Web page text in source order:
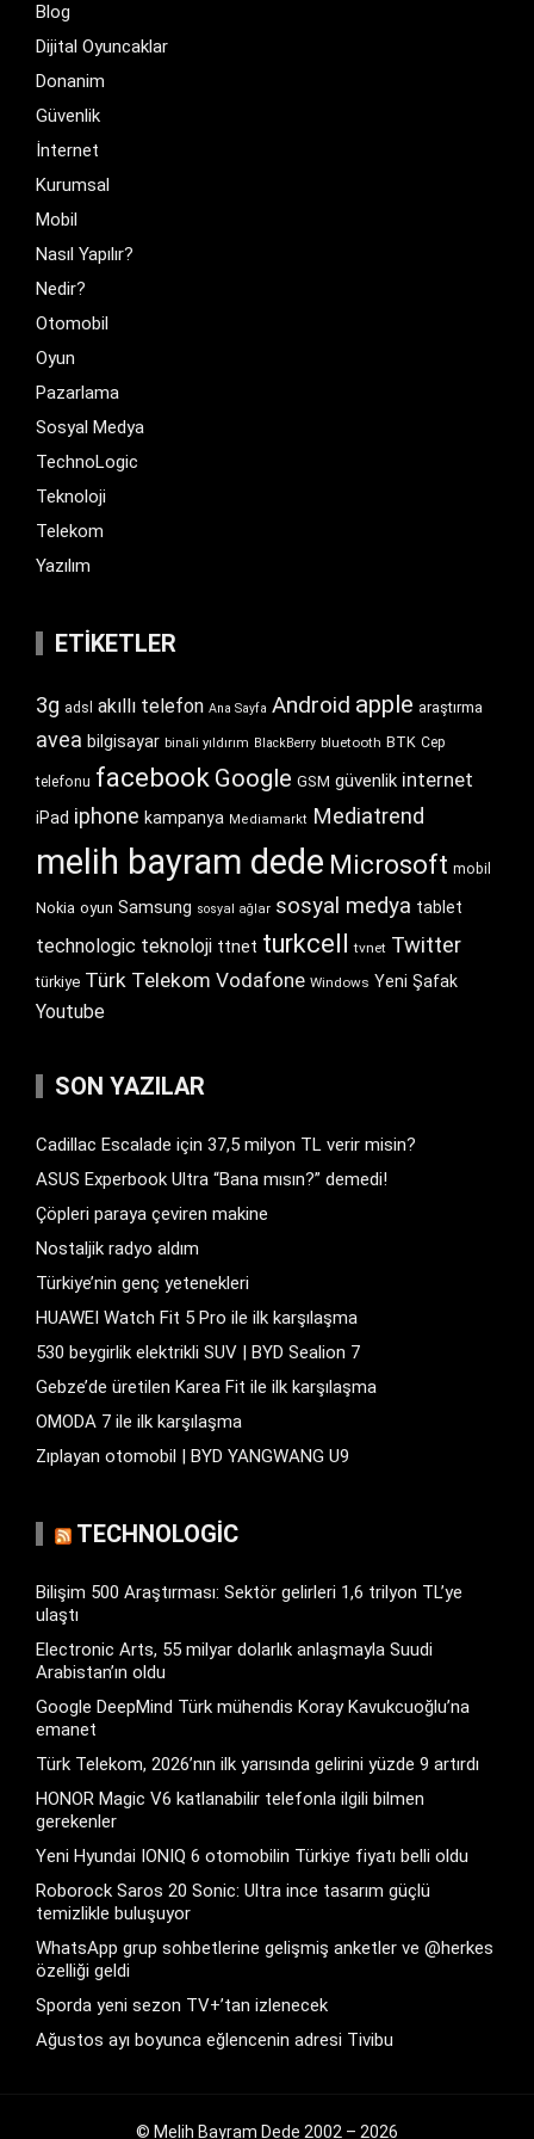
Blog
Dijital Oyuncaklar
Donanim
Güvenlik
İnternet
Kurumsal
Mobil
Nasıl Yapılır?
Nedir?
Otomobil
Oyun
Pazarlama
Sosyal Medya
TechnoLogic
Teknoloji
Telekom
Yazılım
ETIKETLER
3g adsl akıllı telefon Ana Sayfa Android apple araştırma
avea bilgisayar binali yıldırım BlackBerry bluetooth BTK Cep
telefonu facebook Google GSM güvenlik internet
iPad iphone kampanya Mediamarkt Mediatrend
melih bayram dede Microsoft mobil
Nokia oyun Samsung sosyal ağlar sosyal medya tablet
technologic teknoloji ttnet turkcell tvnet Twitter
türkiye Türk Telekom Vodafone Windows Yeni Şafak
Youtube
SON YAZILAR
Cadillac Escalade için 37,5 milyon TL verir misin?
ASUS Experbook Ultra “Bana mısın?” demedi!
Çöpleri paraya çeviren makine
Nostaljik radyo aldım
Türkiye’nin genç yetenekleri
HUAWEI Watch Fit 5 Pro ile ilk karşılaşma
530 beygirlik elektrikli SUV | BYD Sealion 7
Gebze’de üretilen Karea Fit ile ilk karşılaşma
OMODA 7 ile ilk karşılaşma
Zıplayan otomobil | BYD YANGWANG U9
TECHNOLOGIC
Bilişim 500 Araştırması: Sektör gelirleri 1,6 trilyon TL’ye
ulaştı
Electronic Arts, 55 milyar dolarlık anlaşmayla Suudi
Arabistan’ın oldu
Google DeepMind Türk mühendis Koray Kavukcuoğlu’na
emanet
Türk Telekom, 2026’nın ilk yarısında gelirini yüzde 9 artırdı
HONOR Magic V6 katlanabilir telefonla ilgili bilmen
gerekenler
Yeni Hyundai IONIQ 6 otomobilin Türkiye fiyatı belli oldu
Roborock Saros 20 Sonic: Ultra ince tasarım güçlü
temizlikle buluşuyor
WhatsApp grup sohbetlerine gelişmiş anketler ve @herkes
özelliği geldi
Sporda yeni sezon TV+’tan izlenecek
Ağustos ayı boyunca eğlencenin adresi Tivibu
© Melih Bayram Dede 2002 – 2026